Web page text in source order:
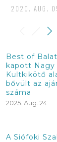
2020. AUG.
Best of
kapott Nagy
Kultkikötő
bővült az
száma
2025. Aug. 24
A Siófoki